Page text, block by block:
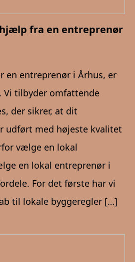
fra en entreprenør
en entreprenør i Århus, er
Vi tilbyder omfattende
der sikrer, at dit
udført med højeste kvalitet
vælge en lokal
en lokal entreprenør i
For det første har vi
til lokale byggeregler […]